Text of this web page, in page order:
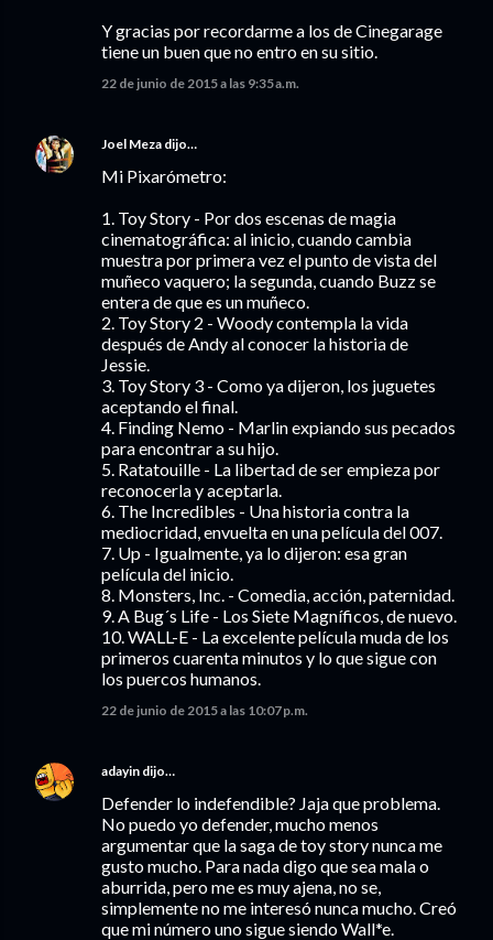
Y gracias por recordarme a los de Cinegarage
tiene un buen que no entro en su sitio.
22 de junio de 2015 a las 9:35 a.m.
Joel Meza dijo…
Mi Pixarómetro:
1. Toy Story - Por dos escenas de magia
cinematográfica: al inicio, cuando cambia
muestra por primera vez el punto de vista del
muñeco vaquero; la segunda, cuando Buzz se
entera de que es un muñeco.
2. Toy Story 2 - Woody contempla la vida
después de Andy al conocer la historia de
Jessie.
3. Toy Story 3 - Como ya dijeron, los juguetes
aceptando el final.
4. Finding Nemo - Marlin expiando sus pecados
para encontrar a su hijo.
5. Ratatouille - La libertad de ser empieza por
reconocerla y aceptarla.
6. The Incredibles - Una historia contra la
mediocridad, envuelta en una película del 007.
7. Up - Igualmente, ya lo dijeron: esa gran
película del inicio.
8. Monsters, Inc. - Comedia, acción, paternidad.
9. A Bug´s Life - Los Siete Magníficos, de nuevo.
10. WALL-E - La excelente película muda de los
primeros cuarenta minutos y lo que sigue con
los puercos humanos.
22 de junio de 2015 a las 10:07 p.m.
adayin dijo…
Defender lo indefendible? Jaja que problema.
No puedo yo defender, mucho menos
argumentar que la saga de toy story nunca me
gusto mucho. Para nada digo que sea mala o
aburrida, pero me es muy ajena, no se,
simplemente no me interesó nunca mucho. Creó
que mi número uno sigue siendo Wall*e.